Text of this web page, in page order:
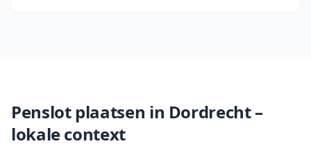
Penslot plaatsen in Dordrecht–
lokale context